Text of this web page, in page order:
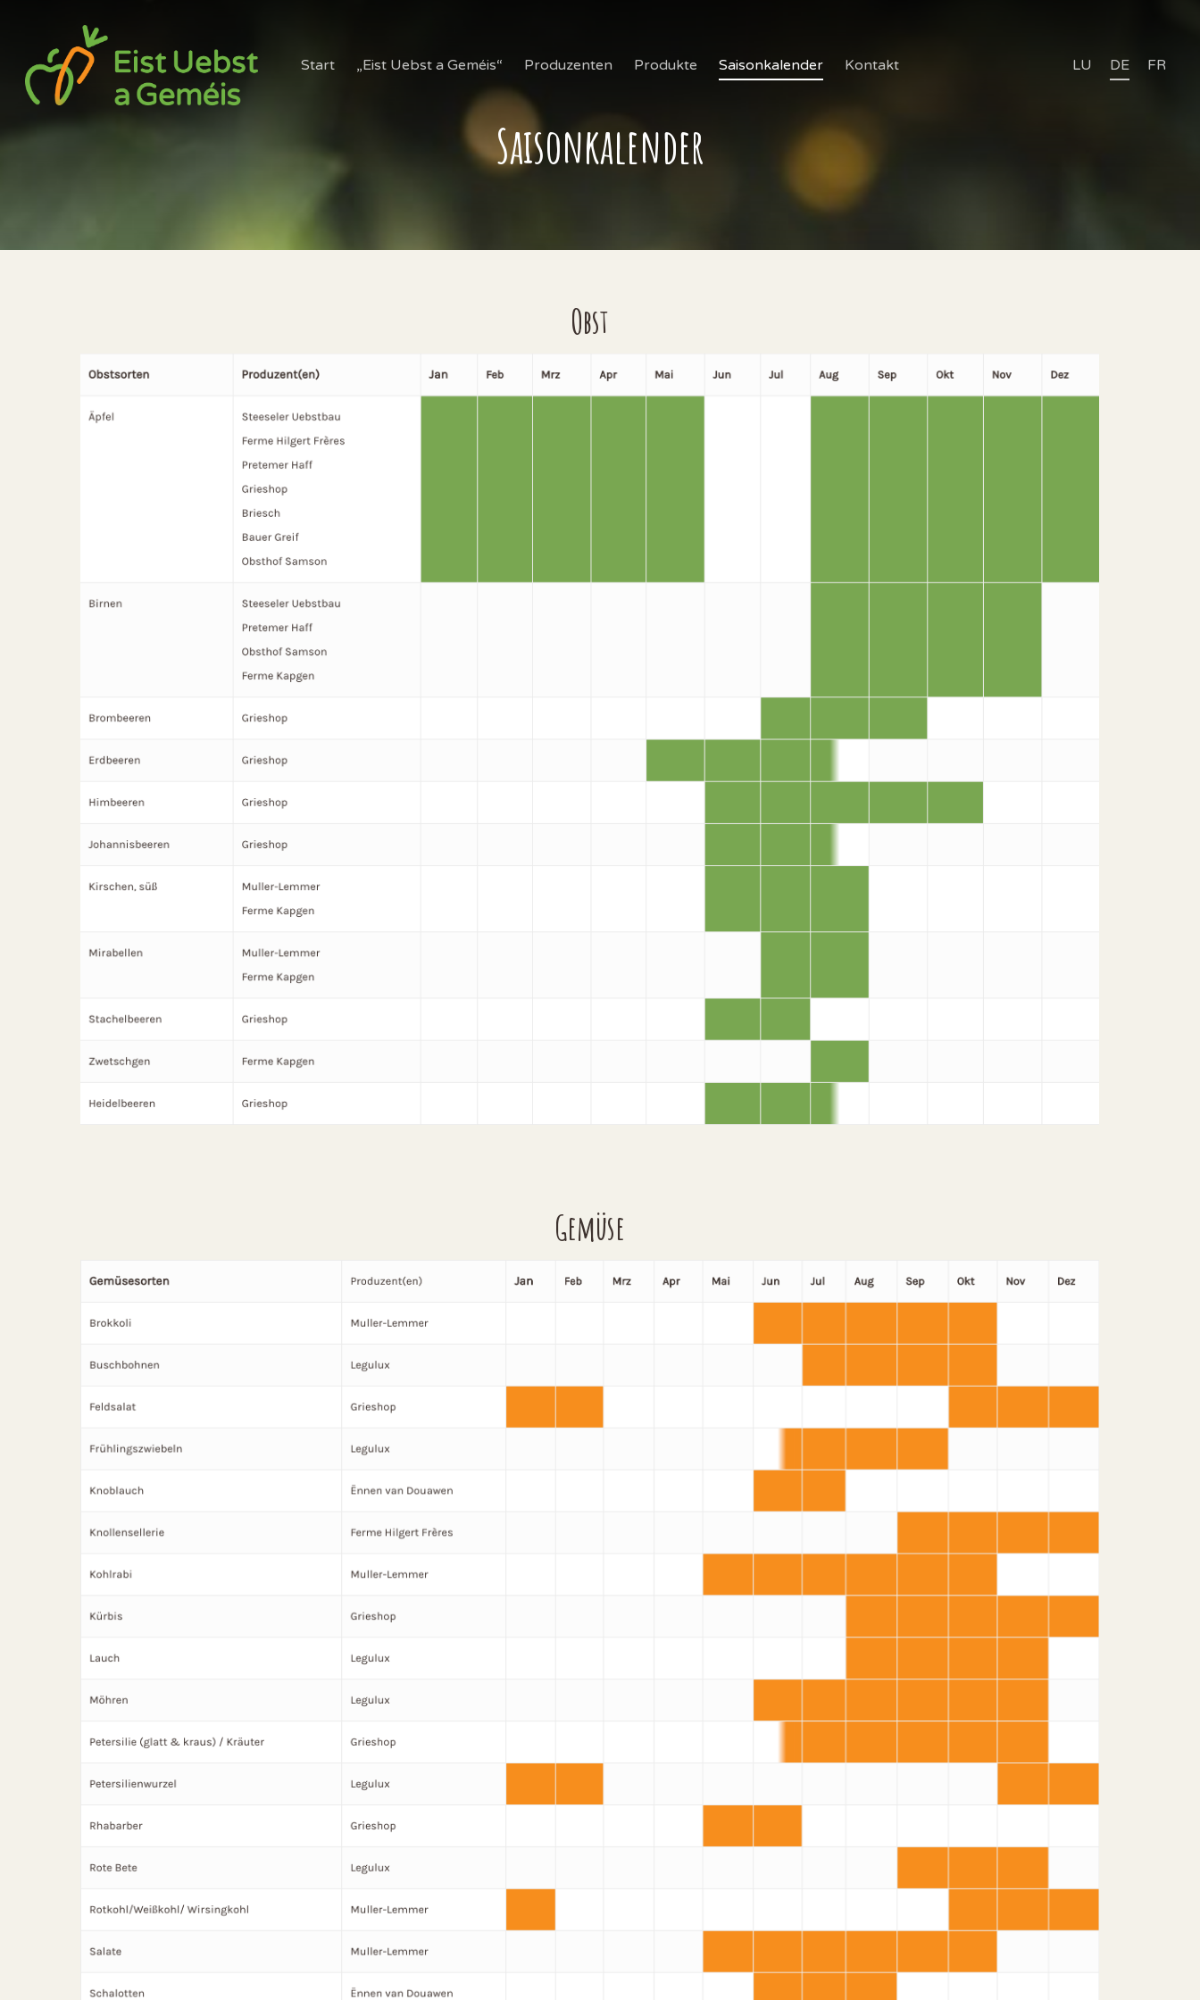
LU DE FR
Start „Eist Uebst a Geméis“ Produzenten Produkte Saisonkalender Kontakt
Saisonkalender
Obst
Gemüse